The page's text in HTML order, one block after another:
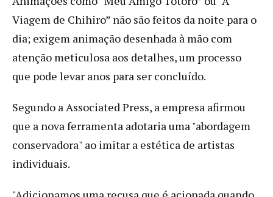
Viagem de Chihiro” não são feitos da noite para o
dia; exigem animação desenhada à mão com
atenção meticulosa aos detalhes, um processo
que pode levar anos para ser concluído.
Segundo a Associated Press, a empresa afirmou
que a nova ferramenta adotaria uma "abordagem
conservadora" ao imitar a estética de artistas
individuais.